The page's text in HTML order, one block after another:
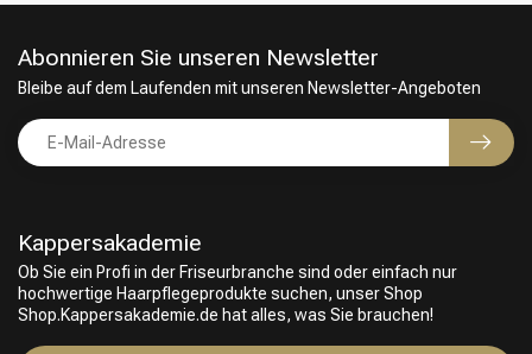
Kappersakademie
Ob Sie ein Profi in der Friseurbranche sind oder einfach nur
hochwertige Haarpflegeprodukte suchen, unser Shop
Shop.Kappersakademie.de hat alles, was Sie brauchen!
Abonnieren Sie unseren Newsletter
Bleibe auf dem Laufenden mit unseren Newsletter-Angeboten